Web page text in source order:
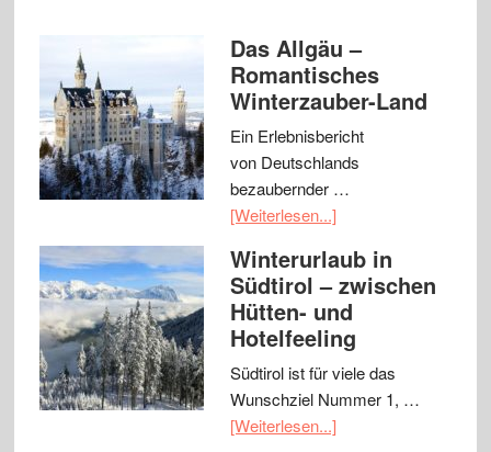
Das Allgäu –
Romantisches
Winterzauber-Land
Ein Erlebnisbericht
von Deutschlands
bezaubernder …
[Weiterlesen...]
Winterurlaub in
Südtirol – zwischen
Hütten- und
Hotelfeeling
Südtirol ist für viele das
Wunschziel Nummer 1, …
[Weiterlesen...]